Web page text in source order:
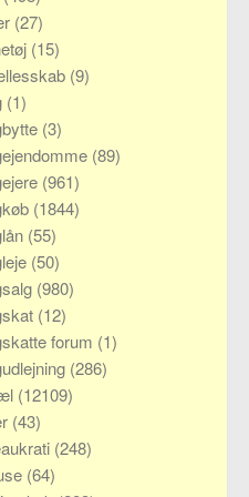
(27)
(15)
(9)
(1)
(3)
(89)
(961)
(1844)
(55)
(50)
(980)
(12)
forum (1)
(286)
(12109)
(43)
(248)
(64)